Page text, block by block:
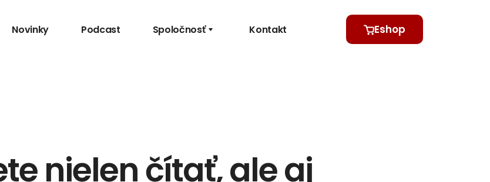
Novinky Podcast Spoločnosť Kontakt Eshop
nielen čítať, ale aj